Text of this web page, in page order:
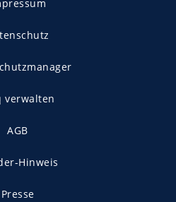
verwalten
AGB
Hinweis
Presse